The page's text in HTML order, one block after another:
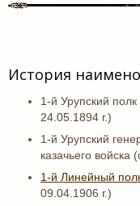
История
1-й Урупский полк
24.05.1894 г.)
1-й Урупский
казачьего войска
1-й Линейный полк
09.04.1906 г.)